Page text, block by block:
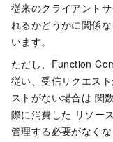
従来のクライアント
れるかどうかに関係
います。
ただし、 Function
従い、受信リクエス
ストがない場合は 関
際に消費した リソー
管理する必要がなくな